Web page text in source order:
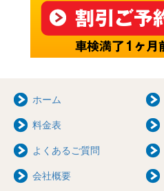
ホーム
料金表
よくあるご質問
会社概要